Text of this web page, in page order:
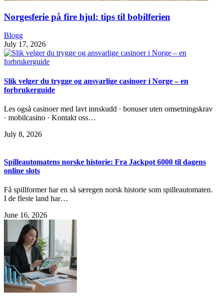
Norgesferie på fire hjul: tips til bobilferien
Blogg
July 17, 2026
Slik velger du trygge og ansvarlige casinoer i Norge – en
forbrukerguide
Les også casinoer med lavt innskudd · bonuser uten omsetningskrav
· mobilcasino · Kontakt oss…
July 8, 2026
Spilleautomatens norske historie: Fra Jackpot 6000 til dagens
online slots
Få spillformer har en så særegen norsk historie som spilleautomaten.
I de fleste land har…
June 16, 2026